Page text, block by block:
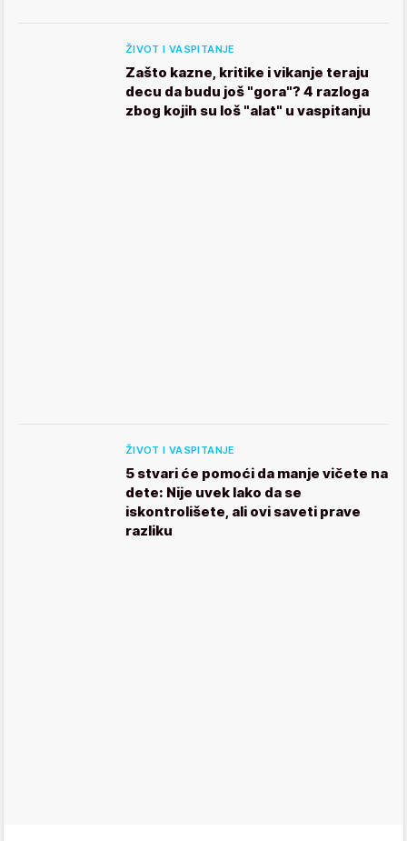
ŽIVOT I VASPITANJE
Zašto kazne, kritike i vikanje teraju
decu da budu još "gora"? 4 razloga
zbog kojih su loš "alat" u vaspitanju
ŽIVOT I VASPITANJE
5 stvari će pomoći da manje vičete na
dete: Nije uvek lako da se
iskontrolišete, ali ovi saveti prave
razliku